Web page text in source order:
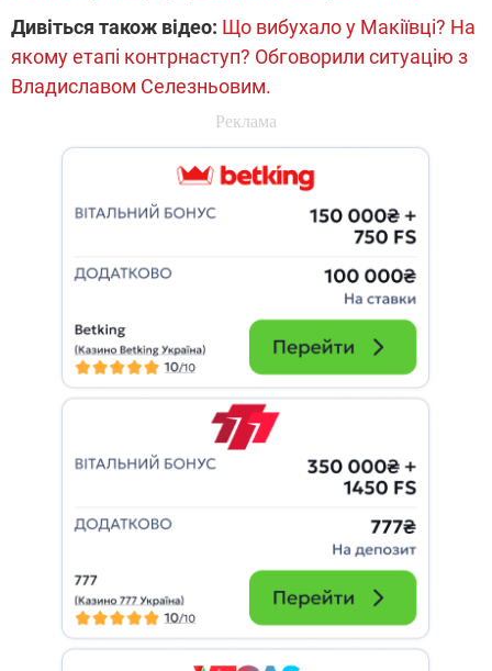
Дивіться також відео: Що вибухало у Макіївці? На
якому етапі контрнаступ? Обговорили ситуацію з
Владиславом Селезньовим.